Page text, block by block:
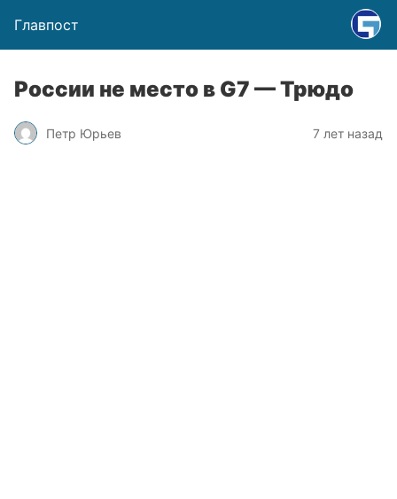
Главпост
России не место в G7 — Трюдо
Петр Юрьев 7 лет назад